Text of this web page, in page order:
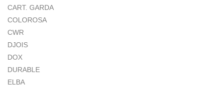
CART. GARDA
COLOROSA
CWR
DJOIS
DOX
DURABLE
ELBA